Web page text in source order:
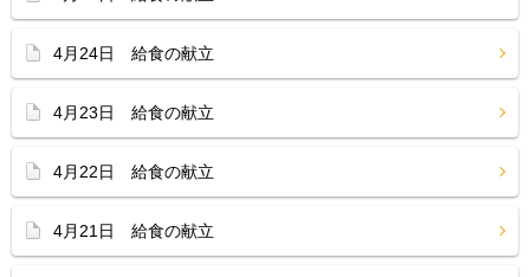
4月24日 給食の献立
4月23日 給食の献立
4月22日 給食の献立
4月21日 給食の献立